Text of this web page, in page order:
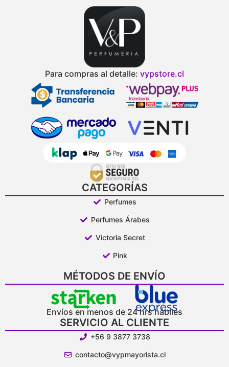
Para compras al detalle: vypstore.cl
CATEGORÍAS
Perfumes
Perfumes Árabes
Victoria Secret
Pink
MÉTODOS DE ENVÍO
Envíos en menos de 24 hrs hábiles
SERVICIO AL CLIENTE
+56 9 3877 3738
contacto@vypmayorista.cl